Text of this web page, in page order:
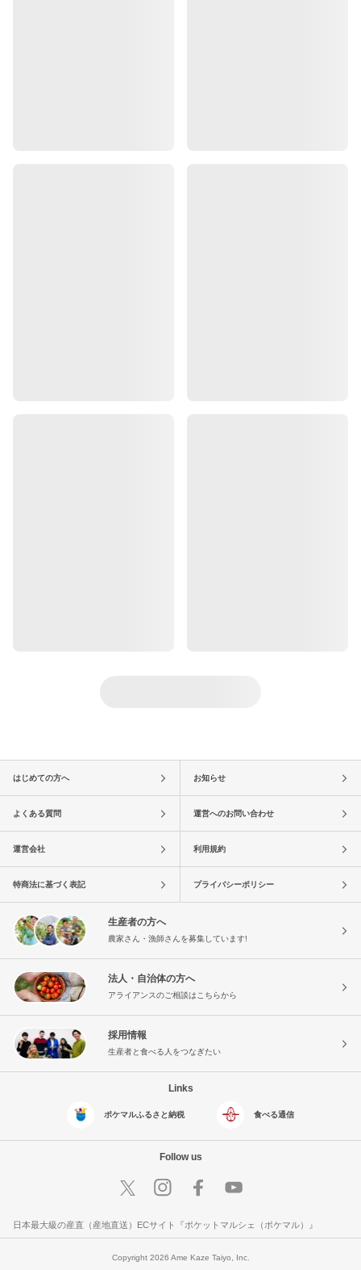
はじめての方へ お知らせ
よくある質問 運営へのお問い合わせ
運営会社 利用規約
特商法に基づく表記 プライバシーポリシー
生産者の方へ
農家さん・漁師さんを募集しています!
法人・自治体の方へ
アライアンスのご相談はこちらから
採用情報
生産者と食べる人をつなぎたい
Links
ポケマルふるさと納税 食べる通信
Follow us
日本最大級の産直（産地直送）ECサイト『ポケットマルシェ（ポケマル）』
Copyright 2026 Ame Kaze Taiyo, Inc.